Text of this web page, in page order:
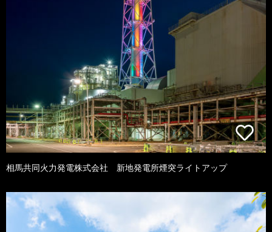
相馬共同火力発電株式会社 新地発電所煙突ライトアップ